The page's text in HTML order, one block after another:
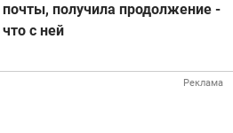
почты, получила продолжение -
что с ней
Реклама